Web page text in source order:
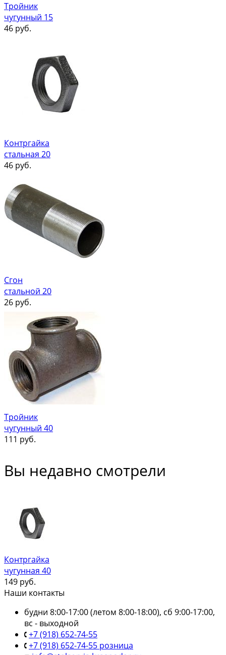
Тройник
чугунный 15
46 руб.
Контргайка
стальная 20
46 руб.
Сгон
стальной 20
26 руб.
Тройник
чугунный 40
111 руб.
Вы недавно смотрели
Контргайка
чугунная 40
149 руб.
Наши контакты
будни 8:00-17:00 (летом 8:00-18:00), сб 9:00-17:00,
вс - выходной
+7 (918) 652-74-55
+7 (918) 652-74-55 розница